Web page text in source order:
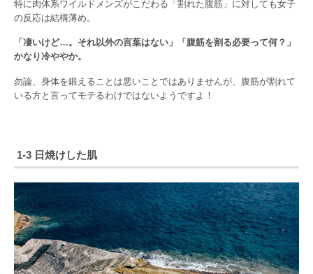
特に肉体系ワイルドメンズがこだわる「割れた腹筋」に対しても女子
の反応は結構薄め。
「凄いけど…。それ以外の言葉はない」「腹筋を割る必要って何？」
かなり冷ややか。
勿論、身体を鍛えることは悪いことではありませんが、腹筋が割れて
いる方と言ってモテるわけではないようですよ！
1-3 日焼けした肌